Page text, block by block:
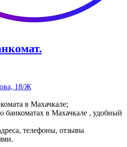
18/Ж
в Махачкале;
банкоматах в Махачкале , удобный
телефоны, отзывы